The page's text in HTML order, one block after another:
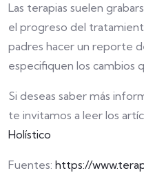
Las terapias suelen
el progreso del
padres hacer un reporte
especifiquen los cambios
Si deseas saber más
te invitamos a leer los
Holístico
Fuentes: https://